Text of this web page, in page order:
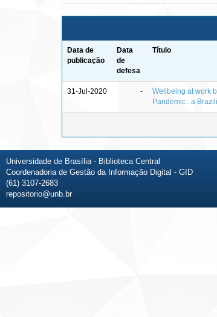
Data de
publicação
Data
de
defesa
Título
31-Jul-2020 -
Wellbeing at work
Pandemic : a
Universidade de Brasília - Biblioteca Central
Coordenadoria de Gestão da Informação Digital - GID
(61) 3107-2683
repositorio@unb.br